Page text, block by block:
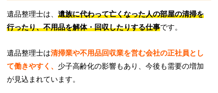
遺品整理士は、遺族に代わって亡くなった人の部屋の清掃を
行ったり、不用品を解体・回収したりする仕事です。
遺品整理士は清掃業や不用品回収業を営む会社の正社員とし
て働きやすく、 少子高齢化の影響もあり、今後も需要の増加
が見込まれています。